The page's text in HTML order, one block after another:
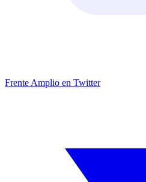
Frente Amplio en Twitter